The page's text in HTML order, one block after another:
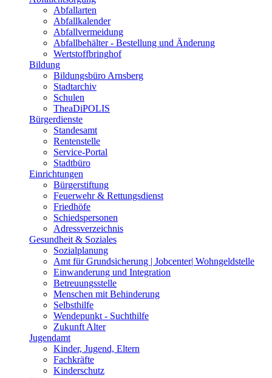
Abfallarten
Abfallkalender
Abfallvermeidung
Abfallbehälter - Bestellung und Änderung
Wertstoffbringhof
Bildung
Bildungsbüro Arnsberg
Stadtarchiv
Schulen
TheaDiPOLIS
Bürgerdienste
Standesamt
Rentenstelle
Service-Portal
Stadtbüro
Einrichtungen
Bürgerstiftung
Feuerwehr & Rettungsdienst
Friedhöfe
Schiedspersonen
Adressverzeichnis
Gesundheit & Soziales
Sozialplanung
Amt für Grundsicherung | Jobcenter| Wohngeldstelle
Einwanderung und Integration
Betreuungsstelle
Menschen mit Behinderung
Selbsthilfe
Wendepunkt - Suchthilfe
Zukunft Alter
Jugendamt
Kinder, Jugend, Eltern
Fachkräfte
Kinderschutz